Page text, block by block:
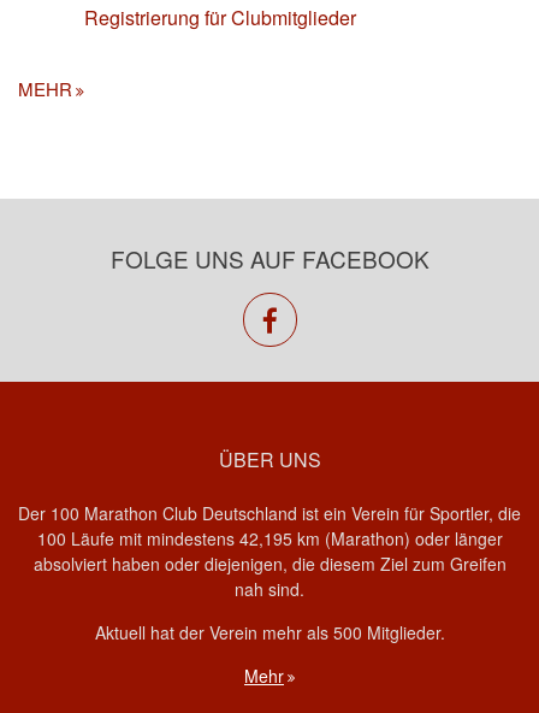
Registrierung für Clubmitglieder
MEHR
FOLGE UNS AUF FACEBOOK
facebook
ÜBER UNS
Der 100 Marathon Club Deutschland ist ein Verein für Sportler, die
100 Läufe mit mindestens 42,195 km (Marathon) oder länger
absolviert haben oder diejenigen, die diesem Ziel zum Greifen
nah sind.
Aktuell hat der Verein mehr als 500 Mitglieder.
Mehr